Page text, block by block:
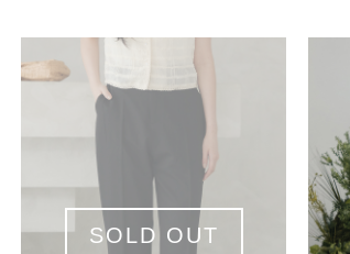
SOLD OUT